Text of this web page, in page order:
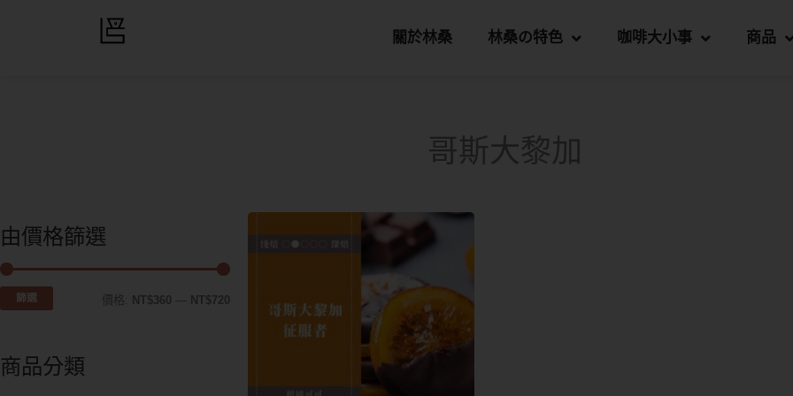
關於林桑 林桑の特色 咖啡大小事 商品
哥斯大黎加
由價格篩選
篩選 價格: NT$360 NT$720
商品分類